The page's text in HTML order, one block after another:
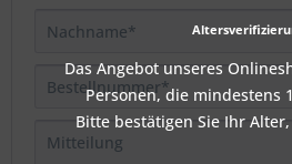
Das Angebot unseres
Personen, die mindestens
Bitte bestätigen Sie Ihr